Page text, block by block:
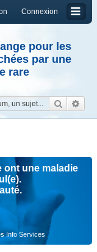
Connexion
pour les
par une
rare
ont une maladie
Info Services